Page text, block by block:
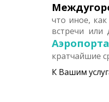
что иное,
встречи
Аэропорта
кратчайшие
К Вашим